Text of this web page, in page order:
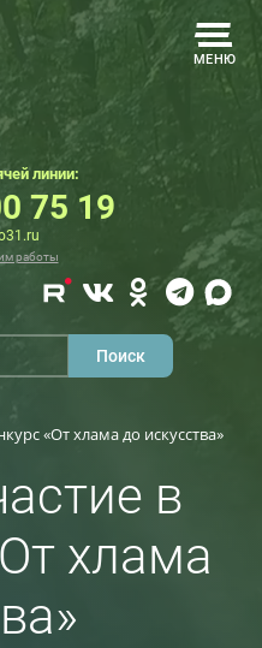
МЕНЮ
линии:
75 19
работы
«От хлама до искусства»
в
хлама